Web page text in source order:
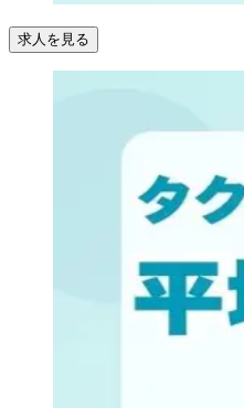
求人を見る